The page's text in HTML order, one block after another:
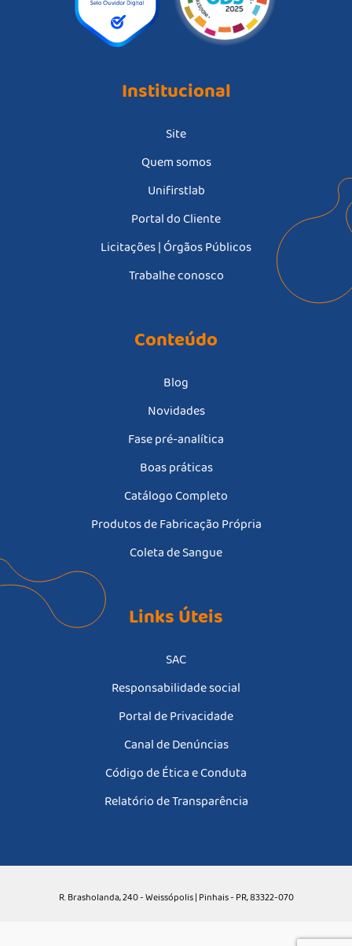
Institucional
Site
Quem somos
Unifirstlab
Portal do Cliente
Licitações | Órgãos Públicos
Trabalhe conosco
Conteúdo
Blog
Novidades
Fase pré-analítica
Boas práticas
Catálogo Completo
Produtos de Fabricação Própria
Coleta de Sangue
Links Úteis
SAC
Responsabilidade social
Portal de Privacidade
Canal de Denúncias
Código de Ética e Conduta
Relatório de Transparência
R. Brasholanda, 240 - Weissópolis | Pinhais - PR, 83322-070